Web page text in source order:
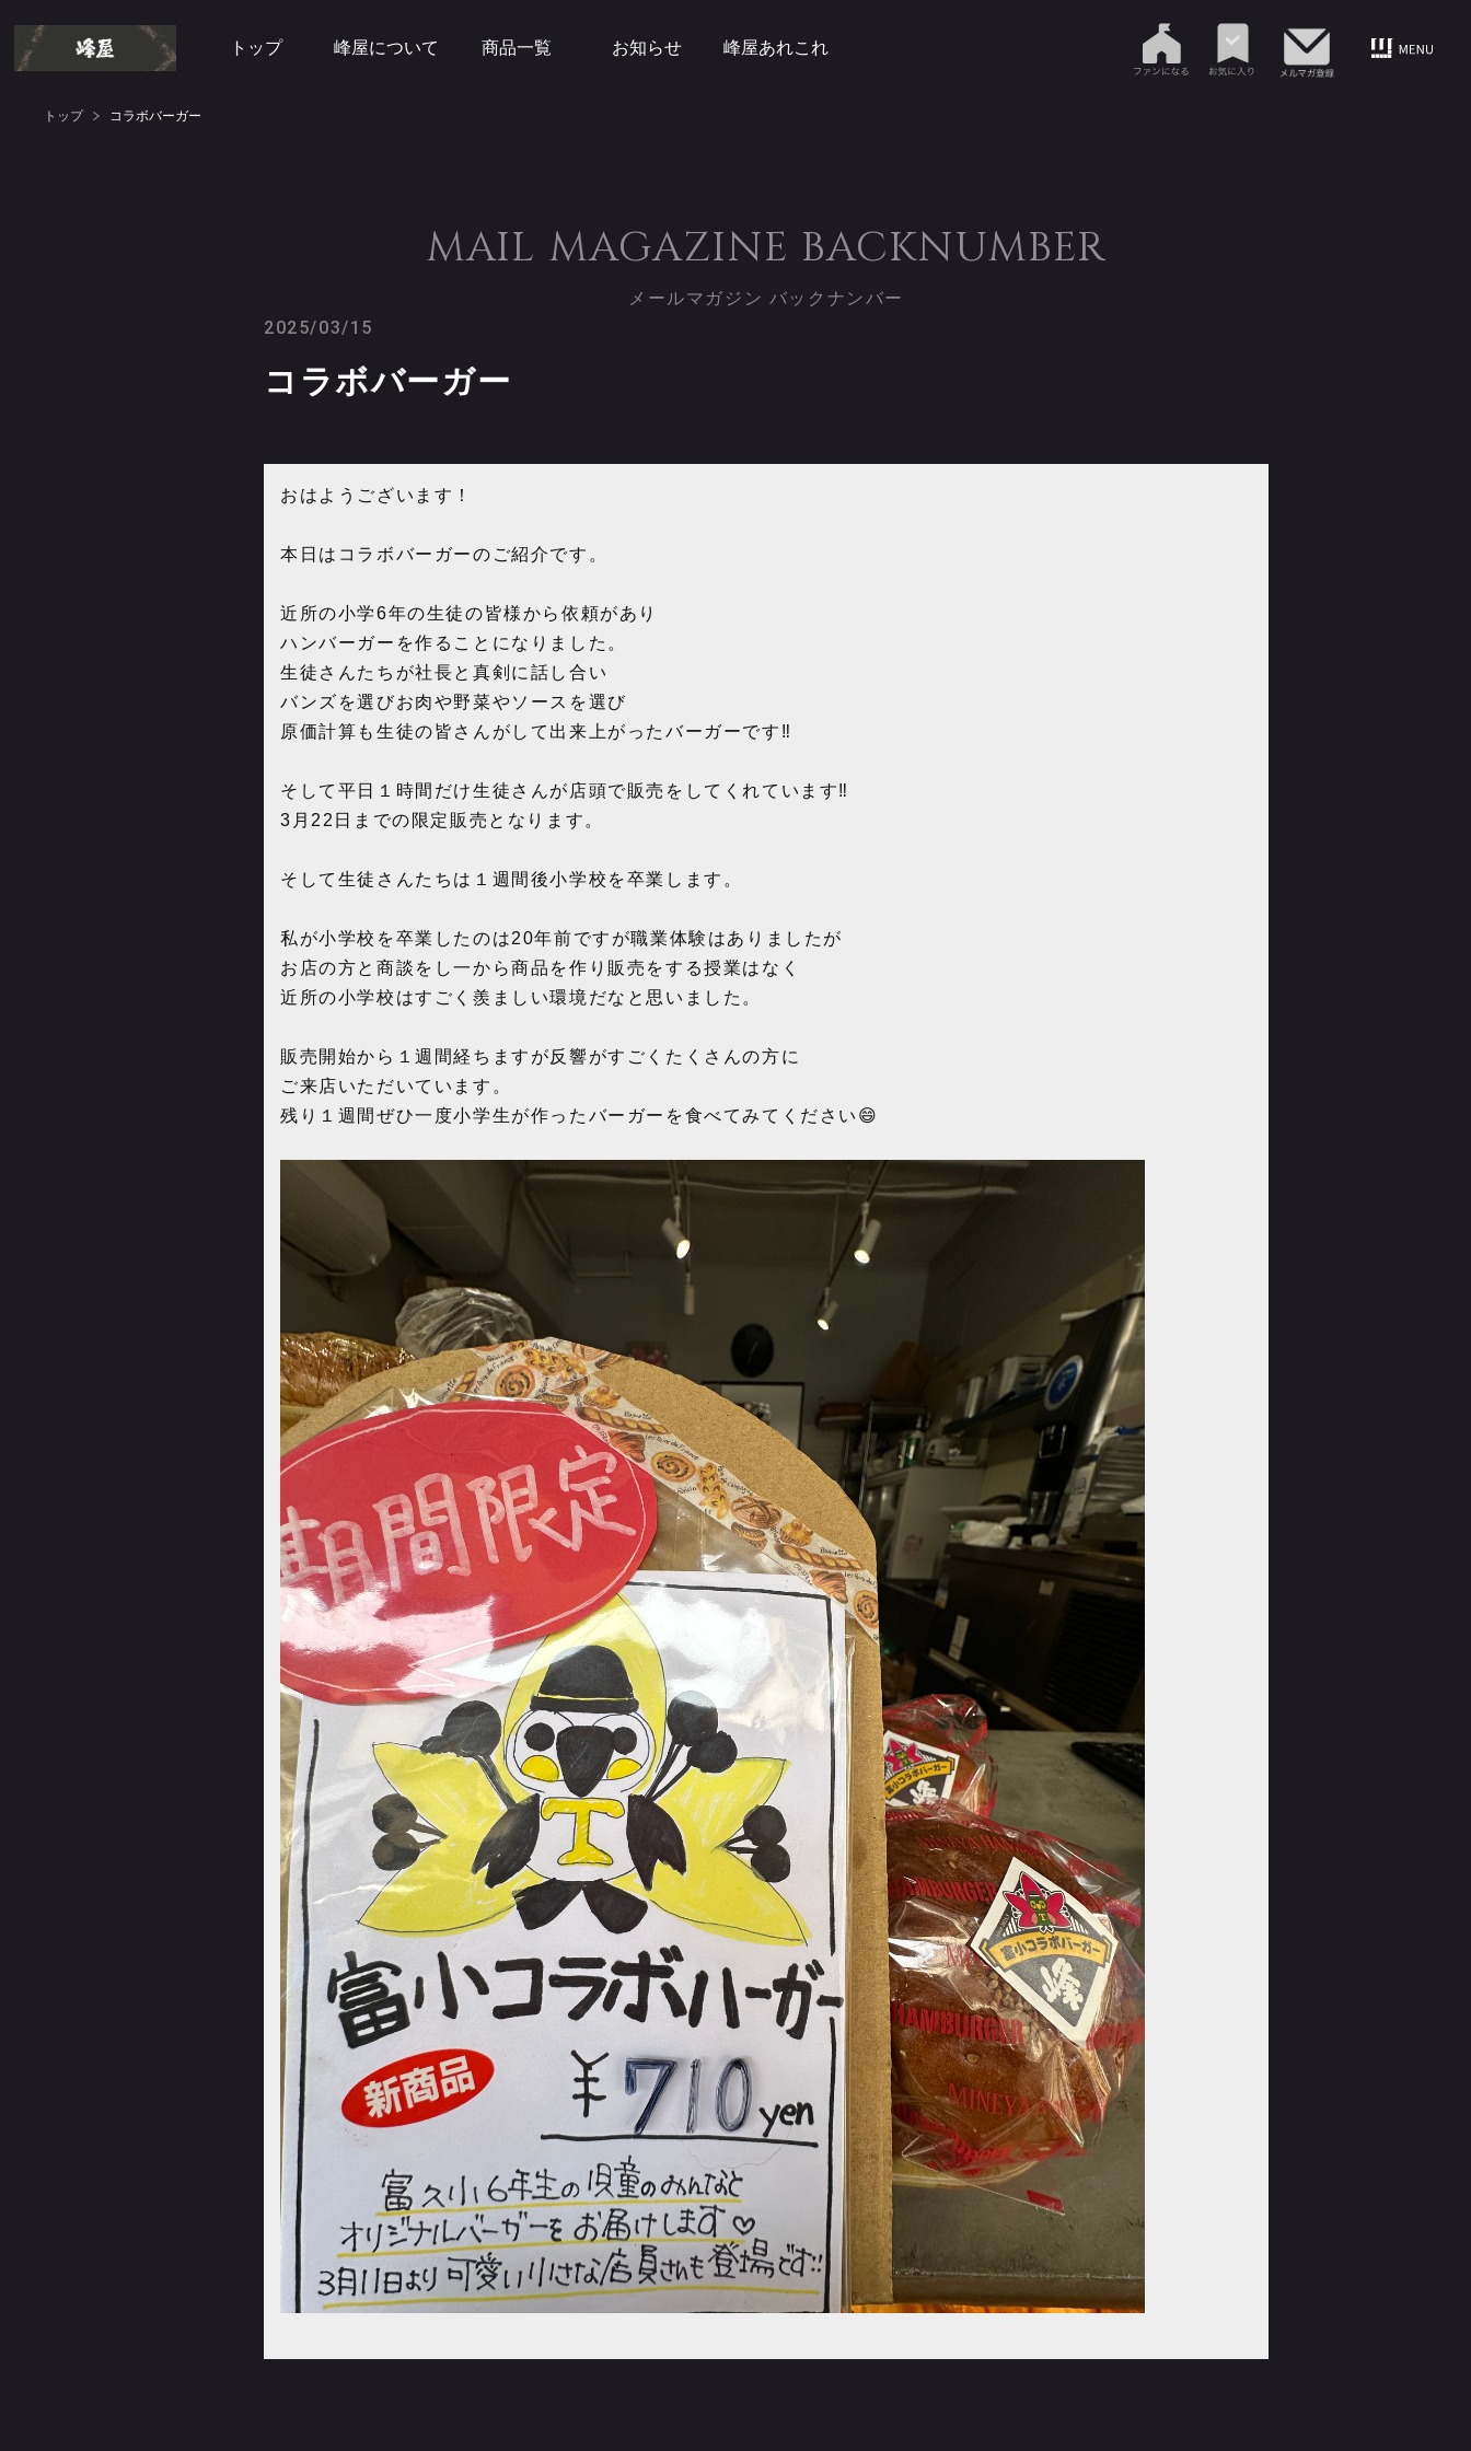
トップ 峰屋について 商品一覧 お知らせ 峰屋あれこれ
トップ コラボバーガー
MAIL MAGAZINE BACKNUMBER
メールマガジン バックナンバー
2025/03/15
コラボバーガー
おはようございます！
本日はコラボバーガーのご紹介です。
近所の小学6年の生徒の皆様から依頼があり
ハンバーガーを作ることになりました。
生徒さんたちが社長と真剣に話し合い
バンズを選びお肉や野菜やソースを選び
原価計算も生徒の皆さんがして出来上がったバーガーです‼️
そして平日１時間だけ生徒さんが店頭で販売をしてくれています‼️
3月22日までの限定販売となります。
そして生徒さんたちは１週間後小学校を卒業します。
私が小学校を卒業したのは20年前ですが職業体験はありましたが
お店の方と商談をし一から商品を作り販売をする授業はなく
近所の小学校はすごく羨ましい環境だなと思いました。
販売開始から１週間経ちますが反響がすごくたくさんの方に
ご来店いただいています。
残り１週間ぜひ一度小学生が作ったバーガーを食べてみてください😄